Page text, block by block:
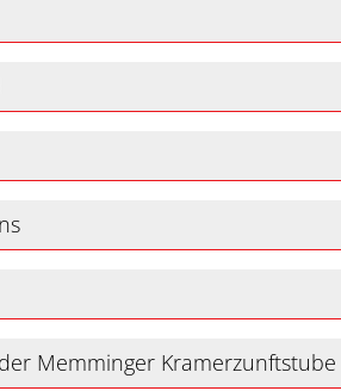
Memminger Kramerzunftstube